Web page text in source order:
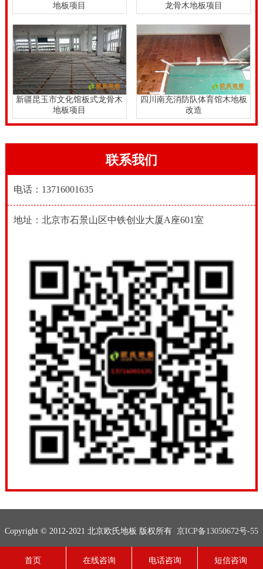
地板项目
龙骨木地板项目
新疆昆玉市文化馆板式龙骨木
地板项目
四川南充消防队体育馆木地板
改造
联系我们
电话：13716001635
地址：北京市石景山区中铁创业大厦A座601室
Copyright © 2012-2021 北京欧氏地板 版权所有 京ICP备13050672号-55
首页
在线咨询 电话咨询 短信咨询